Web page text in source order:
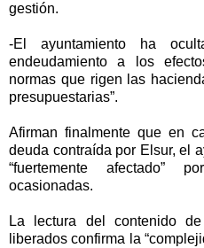
gestión.
-El ayuntamiento ha
endeudamiento a los
normas que rigen las
presupuestarias”.
Afirman finalmente que en
deuda contraída por Elsur, el
“fuertemente afectado”
ocasionadas.
La lectura del contenido
liberados confirma la